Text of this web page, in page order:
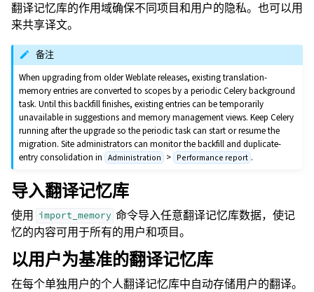
翻译记忆库的作用域确保不同项目和用户的隐私。也可以用
来共享译文。
备注
When upgrading from older Weblate releases, existing translation-
memory entries are converted to scopes by a periodic Celery background
task. Until this backfill finishes, existing entries can be temporarily
unavailable in suggestions and memory management views. Keep Celery
running after the upgrade so the periodic task can start or resume the
migration. Site administrators can monitor the backfill and duplicate-
entry consolidation in Administration > Performance report .
导入翻译记忆库
使用 import_memory 命令导入任意翻译记忆库数据，使记
忆的内容可用于所有的用户和项目。
以用户为基准的翻译记忆库
在每个单独用户的个人翻译记忆库中自动存储用户的翻译。